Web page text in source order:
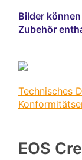
Bilder
Zubehör
Technisches
EOS